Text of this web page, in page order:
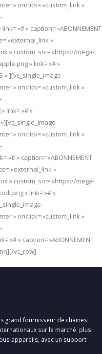
» onclick= »custom_link »
»# » caption= »ABONNEMENT
»external_link »
» custom_src= »https://mega-
» link= »# »
« ][vc_single_image
» onclick= »custom_link »
link= »# »
»][vc_single_image
» onclick= »custom_link »
» caption= »ABONNEMENT
»external_link »
» custom_src= »https://mega-
» link= »# »
» onclick= »custom_link »
»# » caption= »ABONNEMENT
vc_row]
grand fournisseur de chaines
sur le marché. plus
appareils, avec un support